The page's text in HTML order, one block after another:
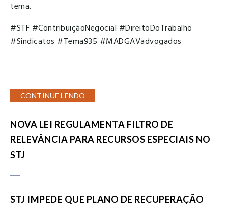
tema.
#STF #ContribuiçãoNegocial #DireitoDoTrabalho
#Sindicatos #Tema935 #MADGAVadvogados
CONTINUE LENDO
NOVA LEI REGULAMENTA FILTRO DE
RELEVÂNCIA PARA RECURSOS ESPECIAIS NO
STJ
STJ IMPEDE QUE PLANO DE RECUPERAÇÃO